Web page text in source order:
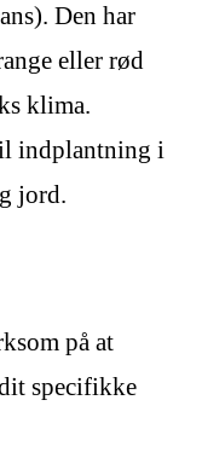
Den har
eller rød
klima.
indplantning i
jord.
på at
specifikke